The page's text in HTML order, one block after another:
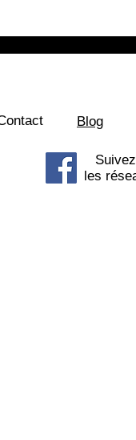
Blog
les